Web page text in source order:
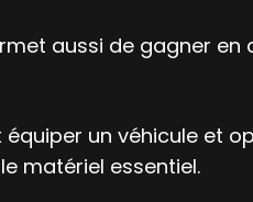
aussi de gagner en
un véhicule et
matériel essentiel.